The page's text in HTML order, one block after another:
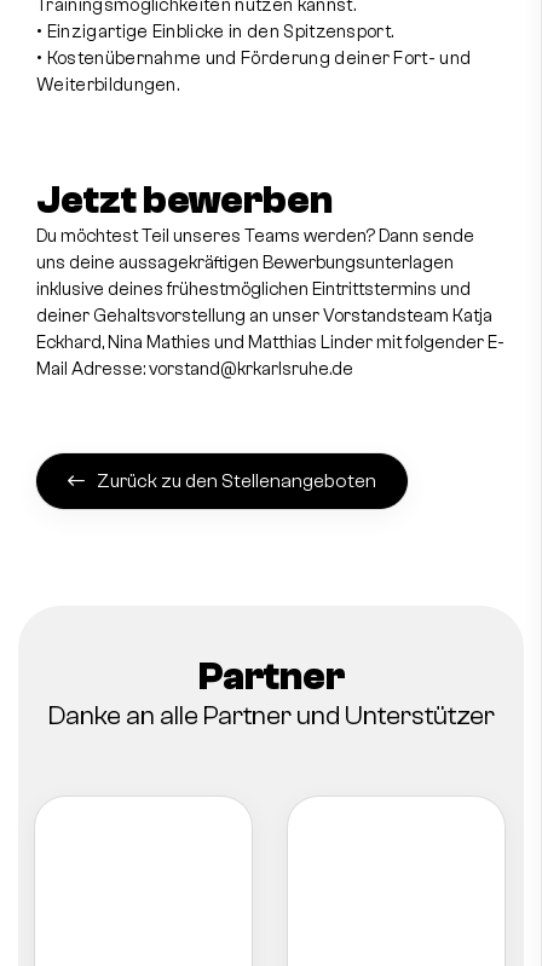
Trainingsmöglichkeiten nutzen kannst.
• Einzigartige Einblicke in den Spitzensport.
• Kostenübernahme und Förderung deiner Fort- und
Weiterbildungen.
Jetzt bewerben
Du möchtest Teil unseres Teams werden? Dann sende
uns deine aussagekräftigen Bewerbungsunterlagen
inklusive deines frühestmöglichen Eintrittstermins und
deiner Gehaltsvorstellung an unser Vorstandsteam Katja
Eckhard, Nina Mathies und Matthias Linder mit folgender E-
Mail Adresse: vorstand@krkarlsruhe.de
Zurück zu den Stellenangeboten
Partner
Danke an alle Partner und Unterstützer